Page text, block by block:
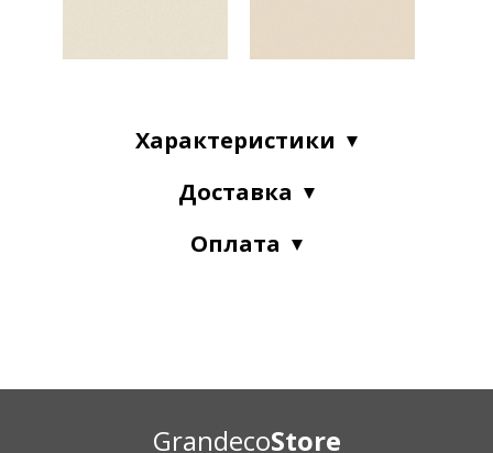
Характеристики
Доставка
Оплата
GrandecoStore